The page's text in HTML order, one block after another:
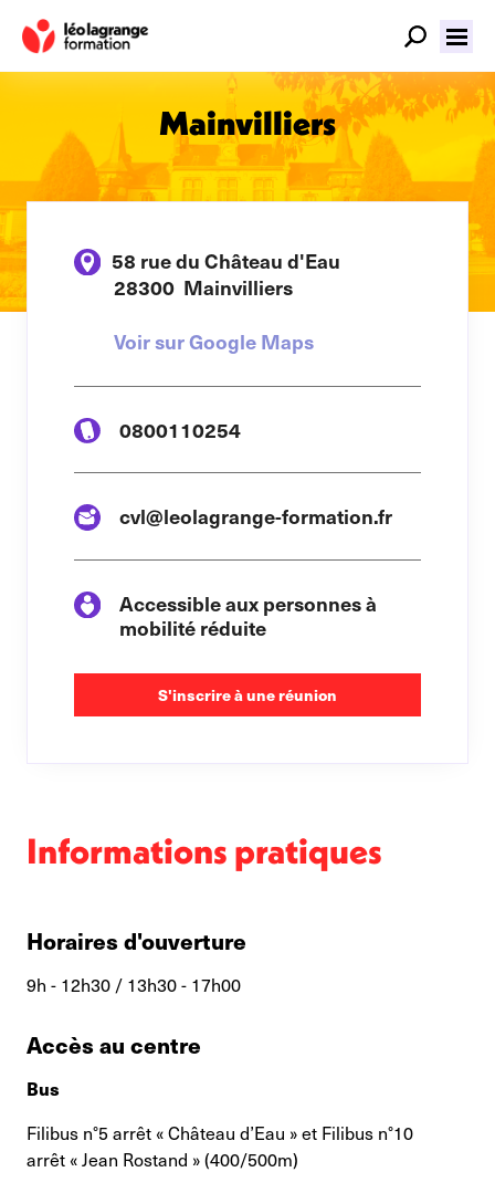
Mainvilliers
Informations pratiques
Horaires d'ouverture
9h - 12h30 / 13h30 - 17h00
Accès au centre
Bus
Filibus n°5 arrêt « Château d’Eau » et Filibus n°10
arrêt « Jean Rostand » (400/500m)
58 rue du Château d'Eau
28300 Mainvilliers
Voir sur Google Maps
0800110254
cvl@leolagrange-formation.fr
Accessible aux personnes à
mobilité réduite
S'inscrire à une réunion